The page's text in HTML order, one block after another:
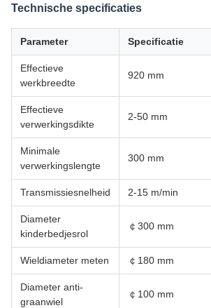
Technische specificaties
Parameter Specificatie
Effectieve
werkbreedte
920 mm
Effectieve
verwerkingsdikte
2-50 mm
Minimale
verwerkingslengte
300 mm
Transmissiesnelheid 2-15 m/min
Diameter
kinderbedjesrol
￠300 mm
Wieldiameter meten ￠180 mm
Diameter anti-
graanwiel
￠100 mm